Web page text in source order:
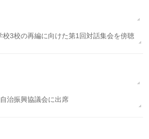
校3校の再編に向けた第1回対話集会を傍聴
治振興協議会に出席